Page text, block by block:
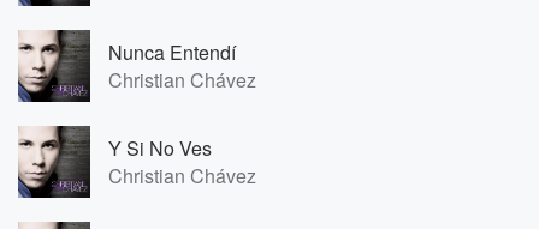
Nunca Entendí
Christian Chávez
Y Si No Ves
Christian Chávez